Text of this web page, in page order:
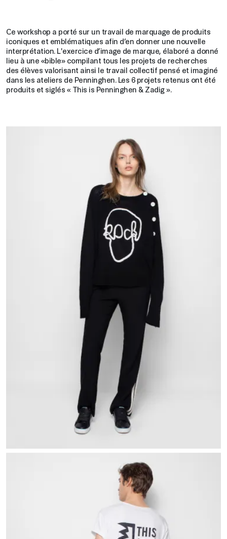
Ce workshop a porté sur un travail de marquage de produits
iconiques et emblématiques afin d’en donner une nouvelle
interprétation. L'exercice d’image de marque, élaboré a donné
lieu à une «bible» compilant tous les projets de recherches
des élèves valorisant ainsi le travail collectif pensé et imaginé
dans les ateliers de Penninghen. Les 6 projets retenus ont été
produits et siglés « This is Penninghen & Zadig ».